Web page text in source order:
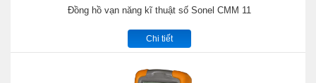
Đồng hồ vạn năng kĩ thuật số Sonel CMM 11
Chi tiết